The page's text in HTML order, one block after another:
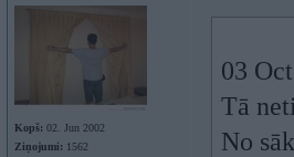
Kopš: 02. Jun 2002
Ziņojumi: 1562
03
Tā
No